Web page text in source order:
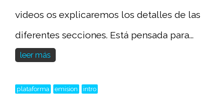
videos os explicaremos los detalles de las
diferentes secciones. Está pensada para...
leer más
plataforma emision intro